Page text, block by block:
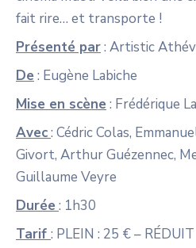
fait rire… et transporte !
Présenté par: Artistic
De : Eugène Labiche
Mise en scène : Frédérique
Avec: Cédric Colas,
Givort, Arthur Guézennec,
Guillaume Veyre
Durée : 1h30
Tarif : PLEIN : 25 € –